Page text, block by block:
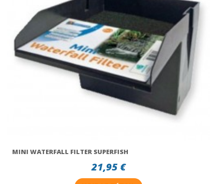
MINI WATERFALL FILTER SUPERFISH
21,95 €